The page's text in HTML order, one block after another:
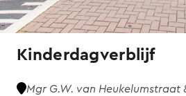
Kinderdagverblijf
Mgr G.W. van Heukelumstraat